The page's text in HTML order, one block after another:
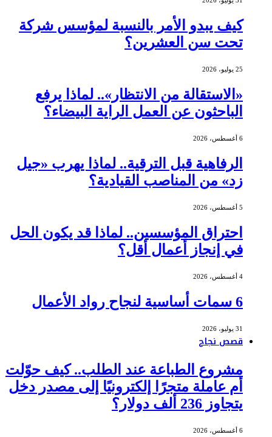
كيف يبدو الأمر بالنسبة لمؤسس شركة
تحت سن العشرين؟
25 يوليو، 2026
«الاستقالة من الانتظار».. لماذا يرفع
الباحثون عن العمل الراية البيضاء؟
6 أغسطس، 2026
الرفاهية قبل الترقية.. لماذا يهرب «جيل
زد» من المناصب القيادية؟
5 أغسطس، 2026
احتراق المؤسسين.. لماذا قد يكون الحل
في إنجاز أعمال أقل؟
4 أغسطس، 2026
6 سمات أساسية لنجاح رواد الأعمال
31 يوليو، 2026
قصص نجاح
مشروع الطباعة عند الطلب.. كيف حوّلت
أم عاملة متجرًا إلكترونيًا إلى مصدر دخل
يتجاوز 236 ألف دولار؟
6 أغسطس، 2026